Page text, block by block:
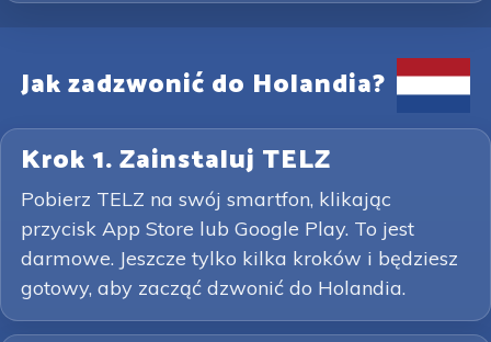
Jak zadzwonić do Holandia?
Krok 1. Zainstaluj TELZ
Pobierz TELZ na swój smartfon, klikając
przycisk App Store lub Google Play. To jest
darmowe. Jeszcze tylko kilka kroków i będziesz
gotowy, aby zacząć dzwonić do Holandia.